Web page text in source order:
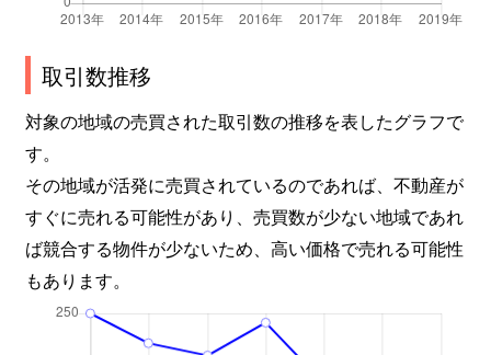
取引数推移
対象の地域の売買された取引数の推移を表したグラフで
す。
その地域が活発に売買されているのであれば、不動産が
すぐに売れる可能性があり、売買数が少ない地域であれ
ば競合する物件が少ないため、高い価格で売れる可能性
もあります。